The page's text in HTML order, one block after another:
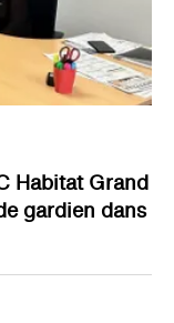
Habitat Grand
gardien dans